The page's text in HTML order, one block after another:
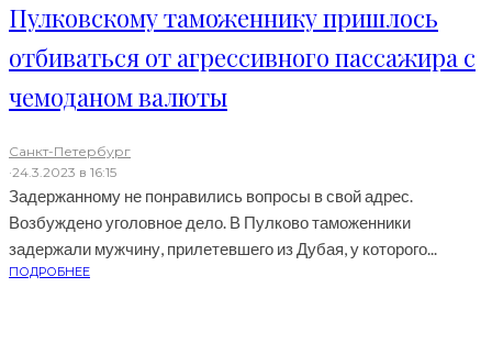
Пулковскому таможеннику пришлось
отбиваться от агрессивного пассажира с
чемоданом валюты
Санкт-Петербург
·24.3.2023 в 16:15
Задержанному не понравились вопросы в свой адрес.
Возбуждено уголовное дело. В Пулково таможенники
задержали мужчину, прилетевшего из Дубая, у которого...
ПОДРОБНЕЕ